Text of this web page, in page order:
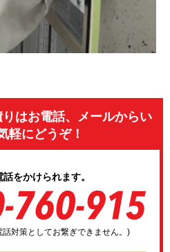
はお電話、メールからい
軽にどうぞ！
をかけられます。
対策としてお繋ぎできません。)